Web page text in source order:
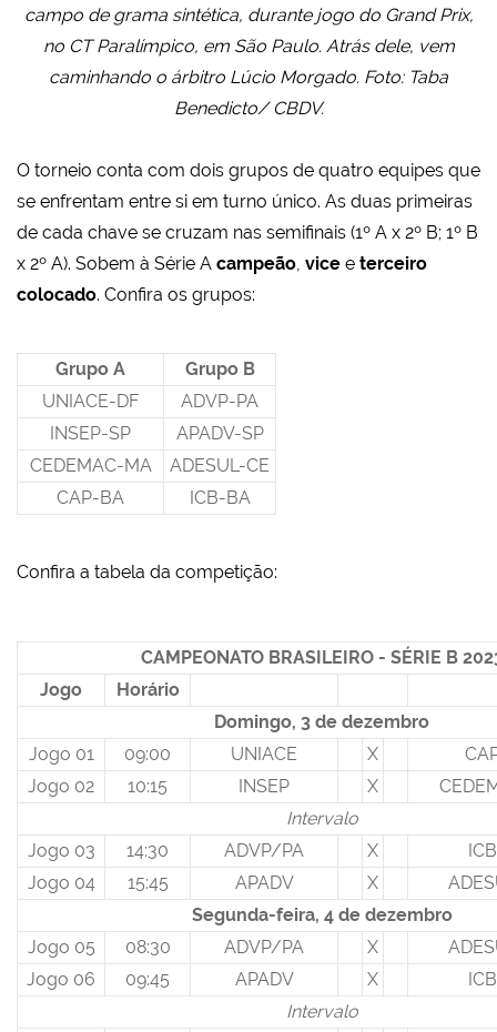
campo de grama sintética, durante jogo do Grand Prix,
no CT Paralímpico, em São Paulo. Atrás dele, vem
caminhando o árbitro Lúcio Morgado. Foto: Taba
Benedicto/ CBDV.
O torneio conta com dois grupos de quatro equipes que
se enfrentam entre si em turno único. As duas primeiras
de cada chave se cruzam nas semifinais (1º A x 2º B; 1º B
x 2º A). Sobem à Série A campeão, vice e terceiro
colocado. Confira os grupos:
Grupo A
Grupo B
UNIACE-DF
ADVP-PA
INSEP-SP
APADV-SP
CEDEMAC-MA
ADESUL-CE
CAP-BA
ICB-BA
Confira a tabela da competição:
CAMPEONATO BRASILEIRO - SÉRIE B
Jogo
Horário
Domingo, 3 de dezembro
Jogo 01
09:00 UNIACE X
Jogo 02
10:15 INSEP X
Intervalo
Jogo 03
14:30 ADVP/PA X
ICB
Jogo 04
15:45 APADV X
Segunda-feira, 4 de dezembro
Jogo 05
08:30 ADVP/PA X
Jogo 06
09:45 APADV X
ICB
Intervalo